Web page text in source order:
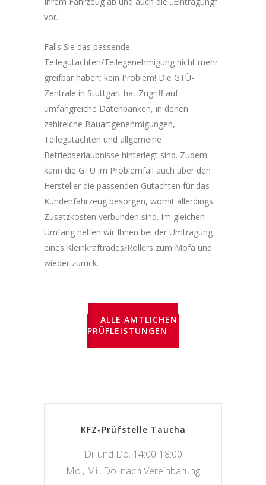
vor.
Falls Sie das passende
Teilegutachten/Teilegenehmigung nicht mehr
greifbar haben: kein Problem! Die GTÜ-
Zentrale in Stuttgart hat Zugriff auf
umfangreiche Datenbanken, in denen
zahlreiche Bauartgenehmigungen,
Teilegutachten und allgemeine
Betriebserlaubnisse hinterlegt sind. Zudem
kann die GTÜ im Problemfall auch über den
Hersteller die passenden Gutachten für das
Kundenfahrzeug besorgen, womit allerdings
Zusatzkosten verbunden sind. Im gleichen
Umfang helfen wir Ihnen bei der Umtragung
eines Kleinkraftrades/Rollers zum Mofa und
wieder zurück.
ALLE AMTLICHEN
PRÜFLEISTUNGEN
KFZ-Prüfstelle Taucha
Di. und Do. 14:00-18:00
Mo., Mi., Do. nach Vereinbarung